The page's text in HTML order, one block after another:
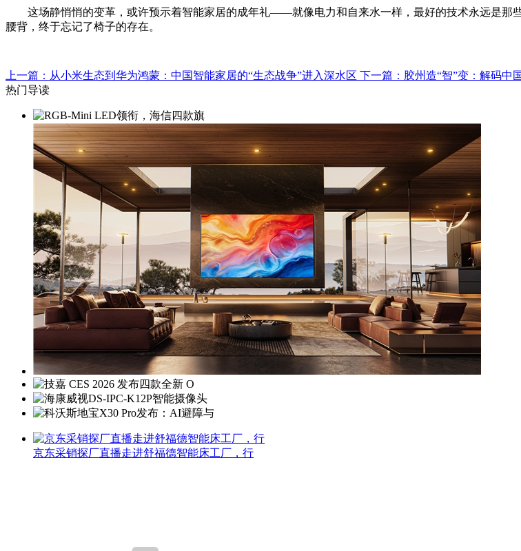
这场静悄悄的变革，或许预示着智能家居的成年礼——就像电力和自来水一样，最好的技术永远是那
腰背，终于忘记了椅子的存在。
上一篇：从小米生态到华为鸿蒙：中国智能家居的“生态战争”进入深水区 下一篇：胶州造“智”变：解码中
热门导读
京东采销探厂直播走进舒福德智能床工厂，行